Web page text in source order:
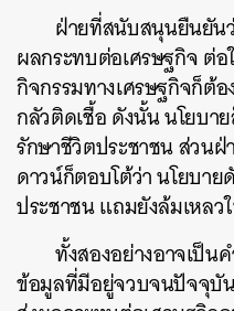
ฝ่ายที่สนับสนุนยืนยัน
ผลกระทบต่อเศรษฐกิจ ต่
กิจกรรมทางเศรษฐกิจก็ต้
กลัวติดเชื้อ ดังนั้น นโยบา
รักษาชีวิตประชาชน ส่วน
ดาวน์ก็ตอบโต้ว่า นโยบา
ประชาชน แถมยังล้มเหลว
ทั้งสองอย่างอาจเป็น
ข้อมูลที่มีอยู่จวบจนปัจจุบั